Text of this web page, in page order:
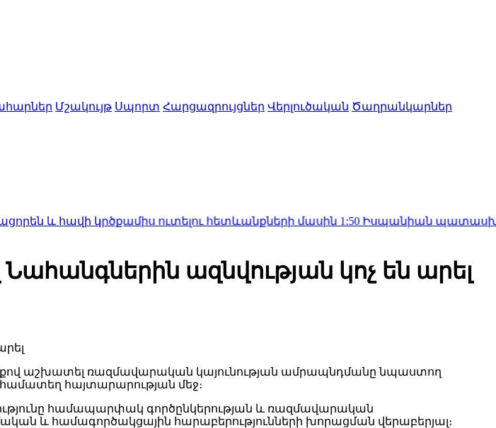
Մշակույթ Սպորտ Հարցազրույցներ Վերլուծական Ծաղրանկարներ
հավի կրծքամիս ուտելու հետևանքների մասին1:50Իսպանիան պատասխան
ազնվության կոչ են արել
աշխատել ռազմավարական կայունության ամրապնդմանը նպաստող
հայտարարության մեջ։
համապարփակ գործընկերության և ռազմավարական
և համագործակցային հարաբերությունների խորացման վերաբերյալ։